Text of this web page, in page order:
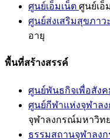
ศูนย์เอ็มเน็ต ศูนย์เอ็
ศูนย์ส่งเสริมสุขภาว
อายุ
พื้นที่สร้างสรรค์
ศูนย์พันธกิจเพื่อสังค
ศูนย์กีฬาแห่งจุฬาล
จุฬาลงกรณ์มหาวิท
ธรรมสถานจุฬาลง